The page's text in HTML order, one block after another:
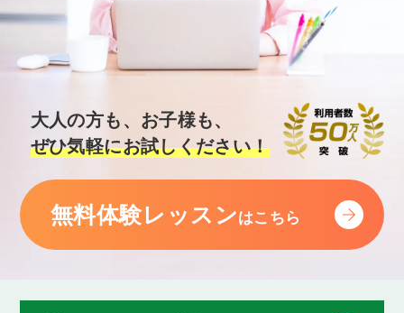
大人の方も、お子様も、
ぜひ気軽にお試しください！
無料体験レッスンはこちら